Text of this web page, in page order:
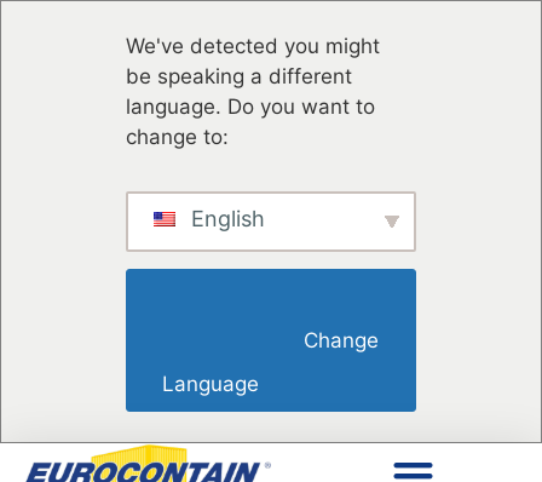
We've detected you might
be speaking a different
language. Do you want to
change to:
English
Language